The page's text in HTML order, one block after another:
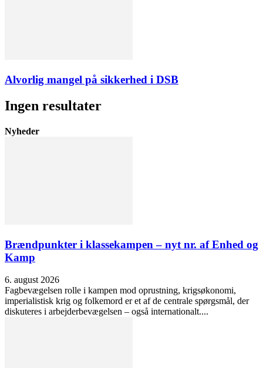
Alvorlig mangel på sikkerhed i DSB
Ingen resultater
Nyheder
Brændpunkter i klassekampen – nyt nr. af Enhed og
Kamp
6. august 2026
Fagbevægelsen rolle i kampen mod oprustning, krigsøkonomi,
imperialistisk krig og folkemord er et af de centrale spørgsmål, der
diskuteres i arbejderbevægelsen – også internationalt....